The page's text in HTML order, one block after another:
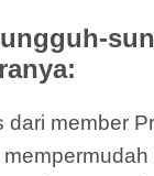
member